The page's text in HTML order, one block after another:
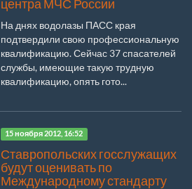
центра МЧС России
На днях водолазы ПАСС края
подтвердили свою профессиональную
квалификацию. Сейчас 37 спасателей
службы, имеющие такую трудную
квалификацию, опять гото...
15 ноября 2012, 16:52
Ставропольских госслужащих
будут оценивать по
Международному стандарту